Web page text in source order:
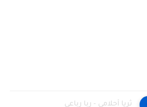
ثريا أحلامي - ربا رباعي